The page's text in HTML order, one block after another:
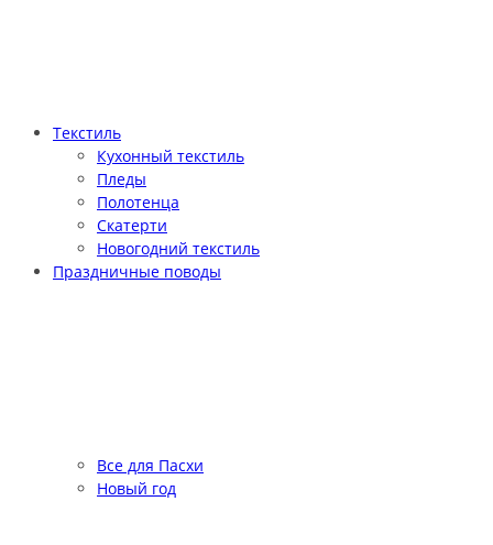
Текстиль
Кухонный текстиль
Пледы
Полотенца
Скатерти
Новогодний текстиль
Праздничные поводы
Все для Пасхи
Новый год